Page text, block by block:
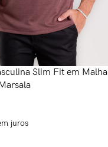
Slim Fit em Malha
juros